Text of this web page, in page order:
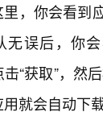
里，你会看到
无误后，你
“获取”，然
就会自动下